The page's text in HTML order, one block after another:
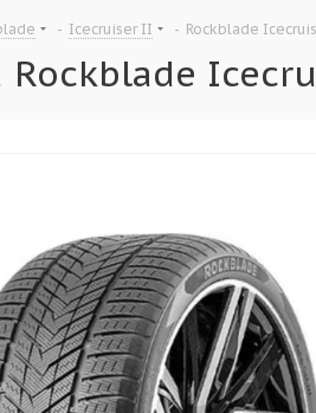
- Icecruiser II - Rockblade